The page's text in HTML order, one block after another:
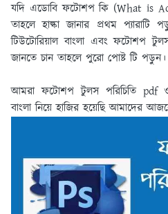
যদি এডোবি ফটোশপ কি (What is
তাহলে হাল্কা জানার প্রথম
টিউটোরিয়াল বাংলা এবং ফটোশপ টুলস
জানতে চান তাহলে পুরো পোষ্ট টি পড়ুন।
আমরা ফটোশপ টুলস পরিচিতি pdf
বাংলা নিয়ে হাজির হয়েছি আমাদের